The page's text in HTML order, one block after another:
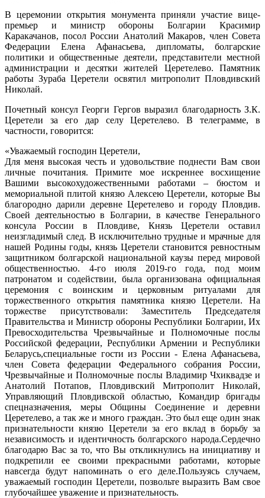
В церемонии открытия монумента приняли участие вице-
премьер и министр обороны Болгарии Красимир
Каракачанов, посол России Анатолий Макаров, член Совета
Федерации Елена Афанасьева, дипломаты, болгарские
политики и общественные деятели, представители местной
администрации и десятки жителей Церетелево. Памятник
работы Зураба Церетели освятил митрополит Пловдивский
Николай.
Почетный консул Георги Гергов выразил благодарность З.К.
Церетели за его дар селу Церетелево. В телеграмме, в
частности, говорится:
«Уважаемый господин Церетели,
Для меня высокая честь и удовольствие поднести Вам свои
личные почитания. Примите мое искреннее восхищение
Вашими высокохудожественными работами – бюстом и
мемориальной плитой князю Алексею Церетели, которые Вы
благородно дарили деревне Церетелево и городу Пловдив.
Своей деятельностью в Болгарии, в качестве Генерального
консула России в Пловдиве, Князь Церетели оставил
неизгладимый след. В исключительно трудные и мрачные для
нашей Родины годы, князь Церетели становится ревностным
защитником болгарской национальной каузы перед мировой
общественностью. 4-го июля 2019-го года, под моим
патронатом и содействии, была организована официальная
церемония с воинским и церковным ритуалами для
торжественного открытия памятника князю Церетели. На
торжестве присутствовали: Заместитель Председателя
Правительства и Министр обороны Республики Болгарии, Их
Превосходительства Чрезвычайные и Полномочные послы
Российской федерации, Республики Армении и Республики
Беларусь,специальные гости из России - Елена Афанасьева,
член Совета федерации Федерального собрания России,
Чрезвычайные и Полномочные послы Владимир Чхиквадзе и
Анатолий Потапов, Пловдивский Митрополит Николай,
Управляющий Пловдивской областью, Командир бригады
спецназначения, меры Общины Соединение и деревни
Церетелево, а так же и много граждан. Это был еще один знак
признательности князю Церетели за его вклад в борьбу за
независимость и идентичность болгарского народа.Сердечно
благодарю Вас за то, что Вы откликнулись на инициативу и
подкрепили ее своими прекрасными работами, которые
навсегда будут напоминать о его деле.Пользуясь случаем,
уважаемый господин Церетели, позвольте выразить Вам свое
глубочайшее уважение и признательность.